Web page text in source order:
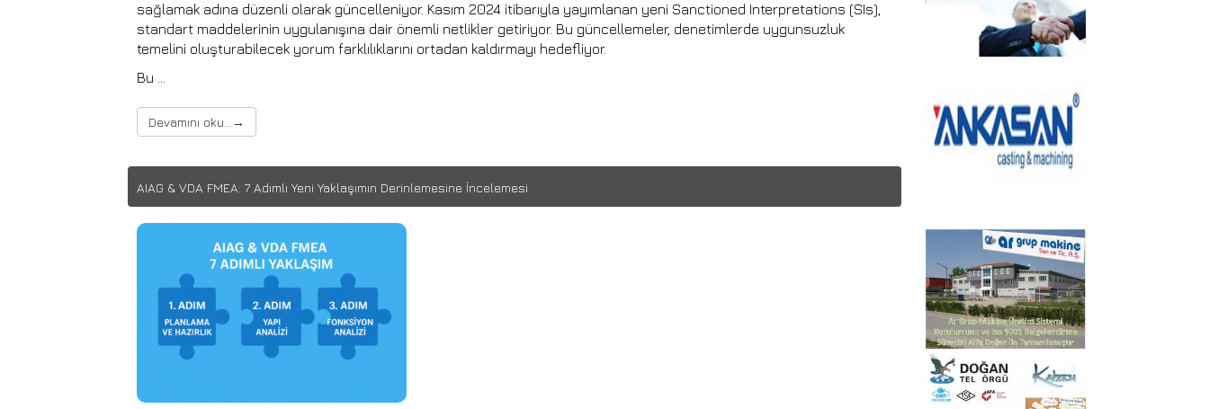
sağlamak adına düzenli olarak güncelleniyor. Kasım 2024 itibarıyla yayımlanan yeni Sanctioned Interpretations (SIs),
standart maddelerinin uygulanışına dair önemli netlikler getiriyor. Bu güncellemeler, denetimlerde uygunsuzluk
temelini oluşturabilecek yorum farklılıklarını ortadan kaldırmayı hedefliyor.
Bu …
Devamını oku... →
AIAG & VDA FMEA: 7 Adımlı Yeni Yaklaşımın Derinlemesine İncelemesi